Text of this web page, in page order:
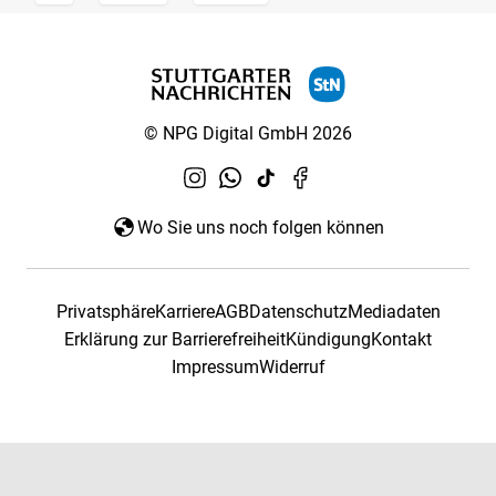
© NPG Digital GmbH 2026
Wo Sie uns noch folgen können
PrivatsphäreKarriereAGBDatenschutzMediadaten
Erklärung zur BarrierefreiheitKündigungKontakt
ImpressumWiderruf